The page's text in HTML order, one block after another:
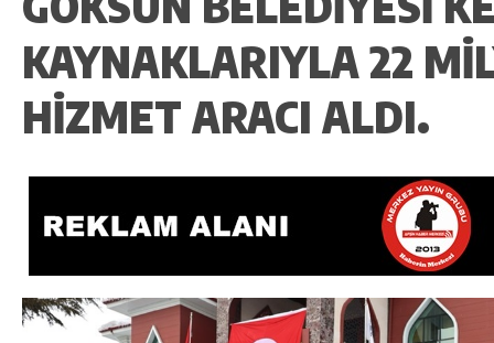
KAYNAKLARIYLA 22
HIZMET ARACI ALDI.